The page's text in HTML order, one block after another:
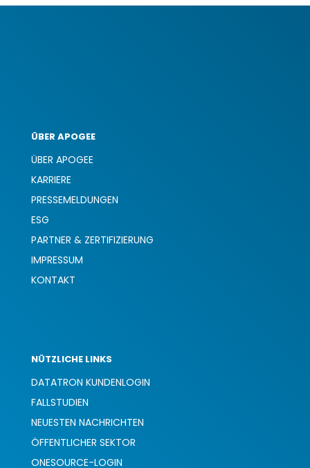
ÜBER APOGEE
ÜBER APOGEE
KARRIERE
PRESSEMELDUNGEN
ESG
PARTNER & ZERTIFIZIERUNG
IMPRESSUM
KONTAKT
NÜTZLICHE LINKS
DATATRON KUNDENLOGIN
FALLSTUDIEN
NEUESTEN NACHRICHTEN
ÖFFENTLICHER SEKTOR
ONESOURCE-LOGIN